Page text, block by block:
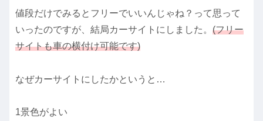
値段だけでみるとフリーでいいんじゃね？って思って
いったのですが、結局カーサイトにしました。 (フリー
サイトも車の横付け可能です)
なぜカーサイトにしたかというと…
1景色がよい